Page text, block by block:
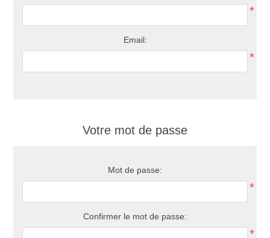
*
Email:
*
Votre mot de passe
Mot de passe:
*
Confirmer le mot de passe:
*